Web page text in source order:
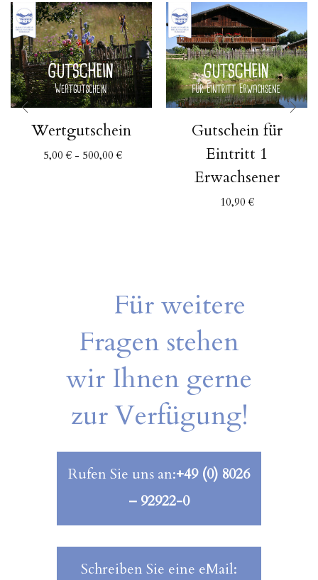
Wertgutschein
5,00€- 500,00€
Gutschein für
Eintritt 1
Erwachsener
10,90€
Für weitere
Fragen stehen
wir Ihnen gerne
zur Verfügung!
Rufen Sie uns an:+49 (0) 8026
– 92922-0
Schreiben Sie eine eMail: